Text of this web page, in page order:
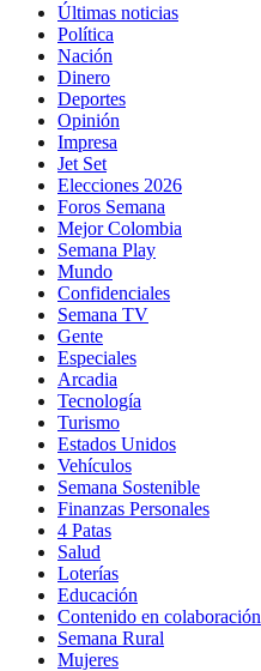
Últimas noticias
Política
Nación
Dinero
Deportes
Opinión
Impresa
Jet Set
Elecciones 2026
Foros Semana
Mejor Colombia
Semana Play
Mundo
Confidenciales
Semana TV
Gente
Especiales
Arcadia
Tecnología
Turismo
Estados Unidos
Vehículos
Semana Sostenible
Finanzas Personales
4 Patas
Salud
Loterías
Educación
Contenido en colaboración
Semana Rural
Mujeres